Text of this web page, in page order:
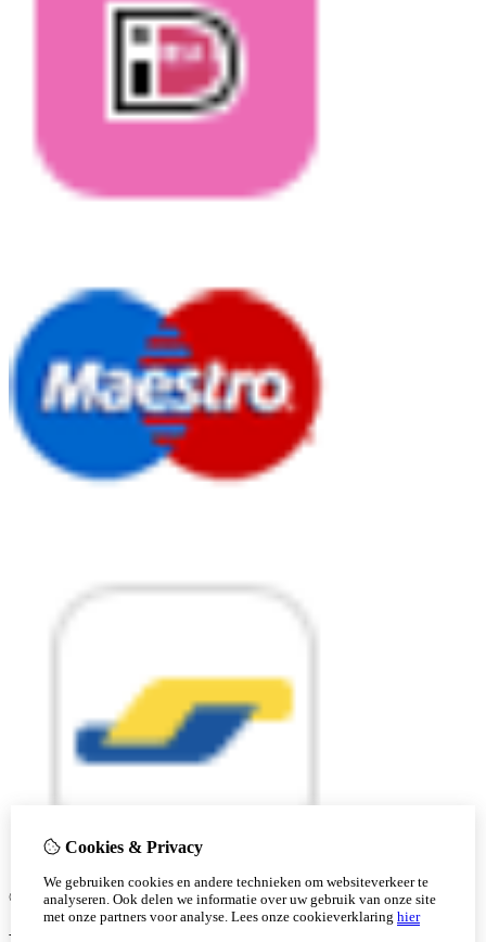
© Copyright 2026 |
Cookies & Privacy
We gebruiken cookies en andere technieken om websiteverkeer te
analyseren. Ook delen we informatie over uw gebruik van onze site
met onze partners voor analyse. Lees onze cookieverklaring hier